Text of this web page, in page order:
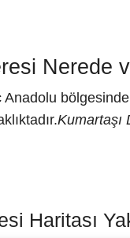
Nerede
Anadolu
Kumartaşı
Haritası